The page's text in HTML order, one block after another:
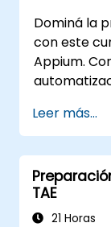
Dominá la
con este
Appium.
de la
práctica
scripts de
nativos y
detallados
ingenieros
Leer más...
TAE
21 Horas